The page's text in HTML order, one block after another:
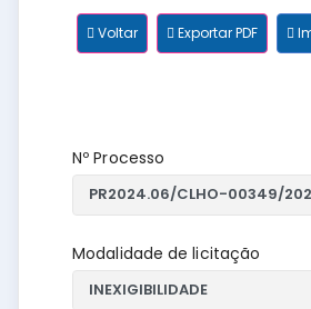
Voltar Exportar PDF
Nº Processo
Modalidade de licitação